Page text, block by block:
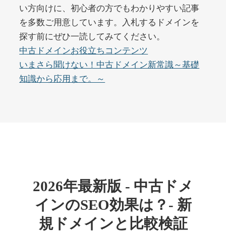
buywrite-plus.com
ジャンルその他
DA 45 外部リンク数4677 ドメイン年齢2年
10,800円 入札 0件
詳細を見る
外部リンク数963 ドメイン年齢
4,500円
い方向けに、初心者の方でもわかりやすい記事
を多数ご用意しています。入札するドメインを
探す前にぜひ一読してみてください。
中古ドメインお役立ちコンテンツ
いまさら聞けない！中古ドメイン新常識～基礎
知識から応用まで。～
2026年最新版 - 中古ドメ
インのSEO効果は？- 新
規ドメインと比較検証